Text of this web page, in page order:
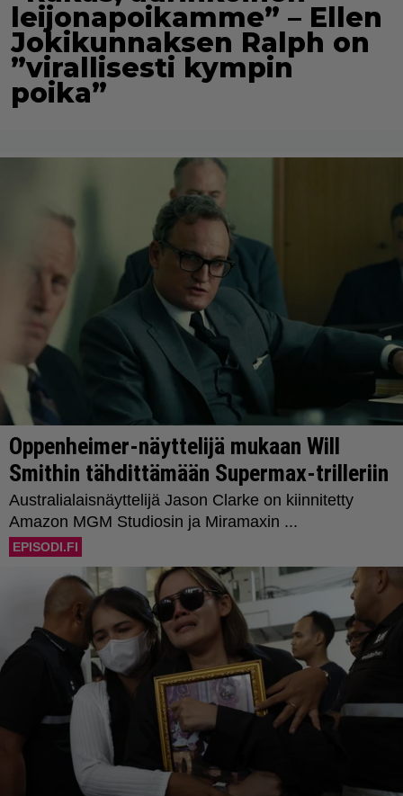
leijonapoikamme” – Ellen
Jokikunnaksen Ralph on
”virallisesti kympin
poika”